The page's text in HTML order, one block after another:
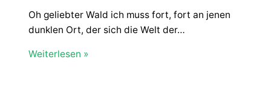
Oh geliebter Wald ich muss fort, fort an jenen
dunklen Ort, der sich die Welt der…
Weiterlesen »